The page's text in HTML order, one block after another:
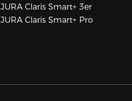
JURA Claris Smart+ 3er
JURA Claris Smart+ Pro